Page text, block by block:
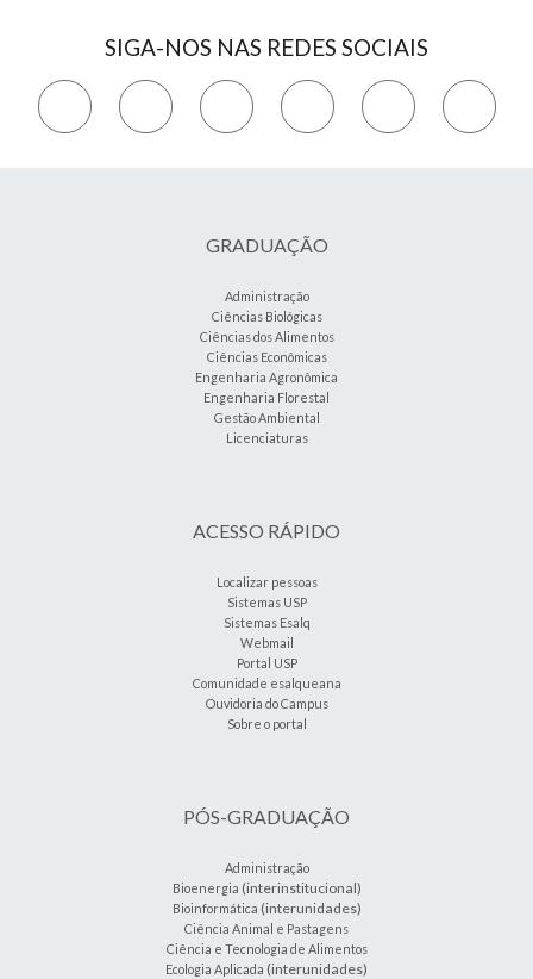
SIGA-NOS NAS REDES SOCIAIS
GRADUAÇÃO
Administração
Ciências Biológicas
Ciências dos Alimentos
Ciências Econômicas
Engenharia Agronômica
Engenharia Florestal
Gestão Ambiental
Licenciaturas
ACESSO RÁPIDO
Localizar pessoas
Sistemas USP
Sistemas Esalq
Webmail
Portal USP
Comunidade esalqueana
Ouvidoria do Campus
Sobre o portal
PÓS-GRADUAÇÃO
Administração
Bioenergia (interinstitucional)
Bioinformática (interunidades)
Ciência Animal e Pastagens
Ciência e Tecnologia de Alimentos
Ecologia Aplicada (interunidades)